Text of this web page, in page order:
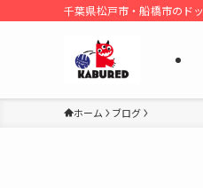
千葉県松戸市・船橋市のド
ホーム ブログ